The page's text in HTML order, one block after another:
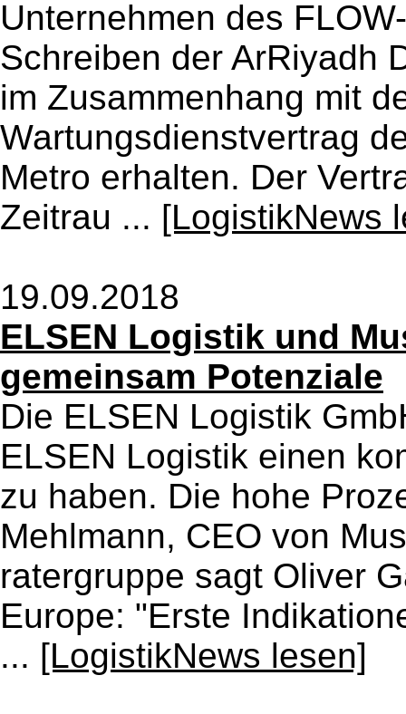
Unternehmen des
Schreiben der ArRiyadh
im Zusammenhang mit
Wartungsdienstvertrag
Metro erhalten. Der
Zeitrau ... [LogistikNews
19.09.2018
ELSEN Logistik und
gemeinsam Potenziale
Die ELSEN Logistik
ELSEN Logistik einen
zu haben. Die hohe
Mehlmann, CEO von
ratergruppe sagt Oliver
Europe: "Erste
... [LogistikNews lesen]